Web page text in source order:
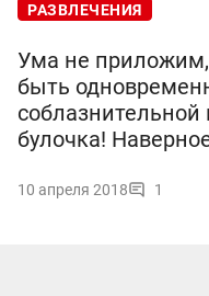
РАЗВЛЕЧЕНИЯ
Ума не приложим,
быть
булочка!
10 апреля 2018 1